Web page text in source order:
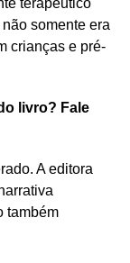
somente era
crianças e pré-
livro? Fale
A editora
também